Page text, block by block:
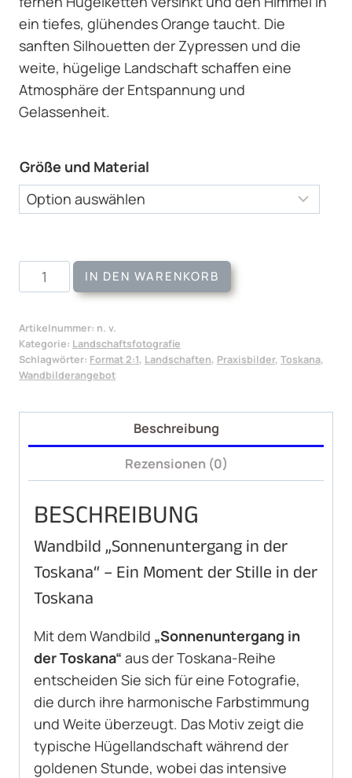
ein tiefes, glühendes Orange taucht. Die
sanften Silhouetten der Zypressen und die
weite, hügelige Landschaft schaffen eine
Atmosphäre der Entspannung und
Gelassenheit.
Größe und Material
Wandbild
Sonnenuntergang
der
Toskana
Menge
IN DEN WARENKORB
Artikelnummer: n. v.
Kategorie: Landschaftsfotografie
Schlagwörter: Format 2:1, Landschaften, Praxisbilder, Toskana,
Wandbilderangebot
Beschreibung
Rezensionen (0)
BESCHREIBUNG
Wandbild „Sonnenuntergang in der
Toskana“ – Ein Moment der Stille in der
Toskana
Mit dem Wandbild „Sonnenuntergang in
der Toskana“ aus der Toskana-Reihe
entscheiden Sie sich für eine Fotografie,
die durch ihre harmonische Farbstimmung
und Weite überzeugt. Das Motiv zeigt die
typische Hügellandschaft während der
goldenen Stunde, wobei das intensive